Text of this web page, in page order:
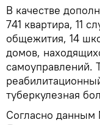
В качестве
741 квартира, 11
общежития, 14
домов,
самоуправлений.
туберкулезная
Согласно данным